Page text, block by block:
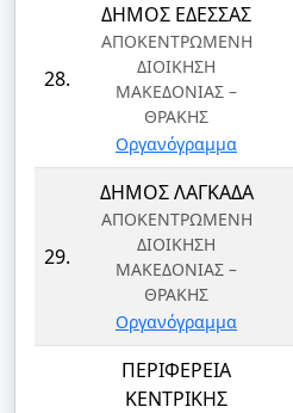
28.
ΔΗΜΟΣ ΕΔΕΣΣΑΣ
ΑΠΟΚΕΝΤΡΩΜΕΝΗ
ΔΙΟΙΚΗΣΗ
ΜΑΚΕΔΟΝΙΑΣ –
ΘΡΑΚΗΣ
Οργανόγραμμα
29.
ΔΗΜΟΣ ΛΑΓΚΑΔΑ
ΑΠΟΚΕΝΤΡΩΜΕΝΗ
ΔΙΟΙΚΗΣΗ
ΜΑΚΕΔΟΝΙΑΣ –
ΘΡΑΚΗΣ
Οργανόγραμμα
ΠΕΡΙΦΕΡΕΙΑ
ΚΕΝΤΡΙΚΗΣ